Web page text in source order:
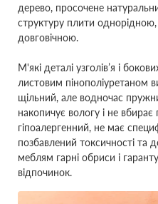
дерево, просочене
структуру плити
довговічною.
М'які деталі узголів’я і
листовим пінополіуретаном
щільний, але водночас
накопичує вологу і не
гіпоалергенний, не має
позбавлений токсичності та
меблям гарні обриси і
відпочинок.